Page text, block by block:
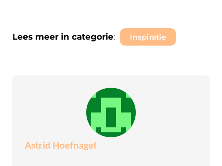
Lees meer in categorie: Inspiratie
Astrid Hoefnagel